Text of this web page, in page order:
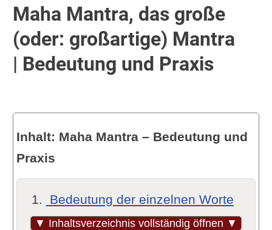
Maha Mantra, das große
(oder: großartige) Mantra
| Bedeutung und Praxis
▼ Inhaltsverzeichnis vollständig öffnen ▼
Inhalt: Maha Mantra – Bedeutung und
Praxis
Bedeutung der einzelnen Worte
Was ist das Maha Mantra – und